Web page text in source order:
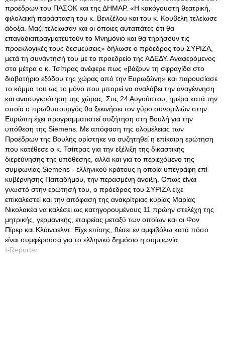
προέδρων του ΠΑΣΟΚ και της ΔΗΜΑΡ. «Η κακόγουστη θεατρική,
φιλολαική παράσταση του κ. Βενιζέλου και του κ. Κουβέλη τελείωσε
άδοξα. Μαζί τελείωσαν και οι όποιες αυταπάτες ότι θα
επαναδιαπραγματευτούν το Μνημόνιο και θα τηρήσουν τις
προεκλογικές τους δεσμεύσεις» δήλωσε ο πρόεδρος του ΣΥΡΙΖΑ,
μετά τη συνάντησή του με το προεδρείο της ΑΔΕΔΥ. Αναφερόμενος
στα μέτρα ο κ. Τσίπρας ανέφερε πως «βάζουν τη σφραγίδα στο
διαβατήριο εξόδου της χώρας από την Ευρωζώνη» και παρουσίασε
το κόμμα του ως το μόνο που μπορεί να αναλάβει την αναγέννηση
και ανασυγκρότηση της χώρας. Στις 24 Αυγούστου, ημέρα κατά την
οποία ο πρωθυπουργός θα ξεκινήσει τον γύρο συνομιλιών στην
Ευρώπη έχει προγραμματιστεί συζήτηση στη Βουλή για την
υπόθεση της Siemens. Με απόφαση της ολομέλειας των
Προέδρων της Βουλής ορίστηκε να συζητηθεί η επίκαιρη ερώτηση
που κατέθεσε ο κ. Τσίπρας για την εξέλιξη της δικαστικής
διερεύνησης της υπόθεσης, αλλά και για το περιεχόμενο της
συμφωνίας Siemens - ελληνικού κράτους η οποία υπεγράφη επί
κυβέρνησης Παπαδήμου, την περασμένη άνοιξη. Οπως είναι
γνωστό στην ερώτησή του, ο πρόεδρος του ΣΥΡΙΖΑ είχε
επικαλεστεί και την απόφαση της ανακρίτριας κυρίας Μαρίας
Νικολακέα να καλέσει ως κατηγορουμένους 11 πρώην στελέχη της
μητρικής, γερμανικής, εταιρείας μεταξύ των οποίων και οι Φον
Πίρερ και Κλάινφελντ. Είχε επίσης, θέσει εν αμφιβόλω κατά πόσο
είναι συμφέρουσα για το ελληνικό δημόσιο η συμφωνία.
I-Reporter